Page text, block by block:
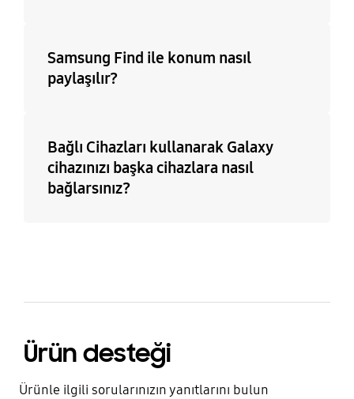
Samsung Find ile konum nasıl
paylaşılır?
Bağlı Cihazları kullanarak Galaxy
cihazınızı başka cihazlara nasıl
bağlarsınız?
Ürün desteği
Ürünle ilgili sorularınızın yanıtlarını bulun